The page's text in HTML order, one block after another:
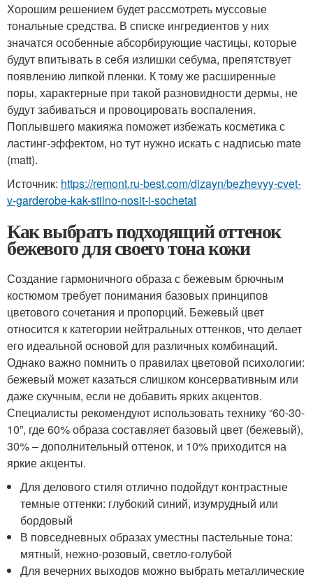
Хорошим решением будет рассмотреть муссовые
тональные средства. В списке ингредиентов у них
значатся особенные абсорбирующие частицы, которые
будут впитывать в себя излишки себума, препятствует
появлению липкой пленки. К тому же расширенные
поры, характерные при такой разновидности дермы, не
будут забиваться и провоцировать воспаления.
Поплывшего макияжа поможет избежать косметика с
ластинг-эффектом, но тут нужно искать с надписью mate
(matt).
Источник: https://remont.ru-best.com/dizayn/bezhevyy-cvet-
v-garderobe-kak-stilno-nosit-i-sochetat
Как выбрать подходящий оттенок
бежевого для своего тона кожи
Создание гармоничного образа с бежевым брючным
костюмом требует понимания базовых принципов
цветового сочетания и пропорций. Бежевый цвет
относится к категории нейтральных оттенков, что делает
его идеальной основой для различных комбинаций.
Однако важно помнить о правилах цветовой психологии:
бежевый может казаться слишком консервативным или
даже скучным, если не добавить ярких акцентов.
Специалисты рекомендуют использовать технику “60-30-
10”, где 60% образа составляет базовый цвет (бежевый),
30% – дополнительный оттенок, и 10% приходится на
яркие акценты.
Для делового стиля отлично подойдут контрастные
темные оттенки: глубокий синий, изумрудный или
бордовый
В повседневных образах уместны пастельные тона:
мятный, нежно-розовый, светло-голубой
Для вечерних выходов можно выбрать металлические